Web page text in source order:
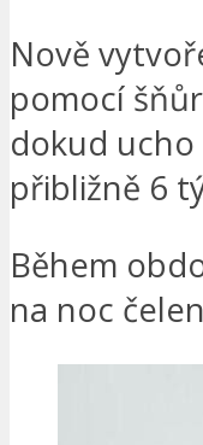
Nově
pomocí
dokud
přibližně 6
Během
na noc